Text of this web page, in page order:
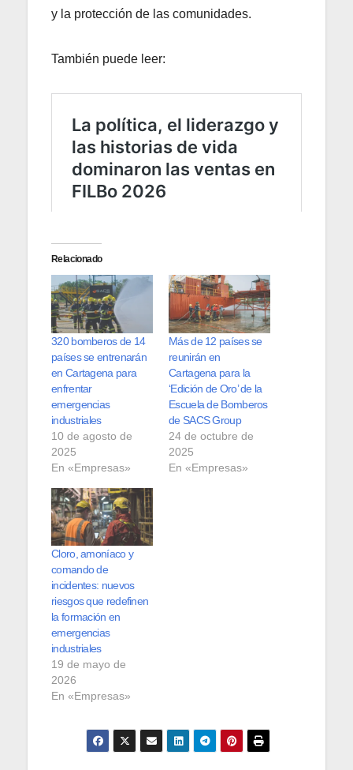
y la protección de las comunidades.
También puede leer:
Relacionado
320 bomberos de 14
países se entrenarán
en Cartagena para
enfrentar
emergencias
industriales
10 de agosto de
2025
En «Empresas»
Más de 12 países se
reunirán en
Cartagena para la
‘Edición de Oro’ de la
Escuela de Bomberos
de SACS Group
24 de octubre de
2025
En «Empresas»
Cloro, amoníaco y
comando de
incidentes: nuevos
riesgos que redefinen
la formación en
emergencias
industriales
19 de mayo de
2026
En «Empresas»